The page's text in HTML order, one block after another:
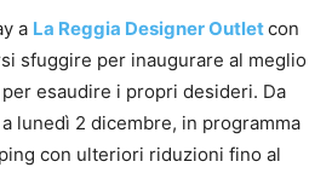
a La Reggia Designer Outletcon
sfuggire per inaugurare al meglio
esaudire i propri desideri. Da
lunedì 2 dicembre, in programma
con ulteriori riduzioni fino al